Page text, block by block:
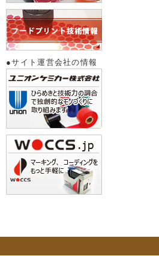
●サイト運営会社の情報